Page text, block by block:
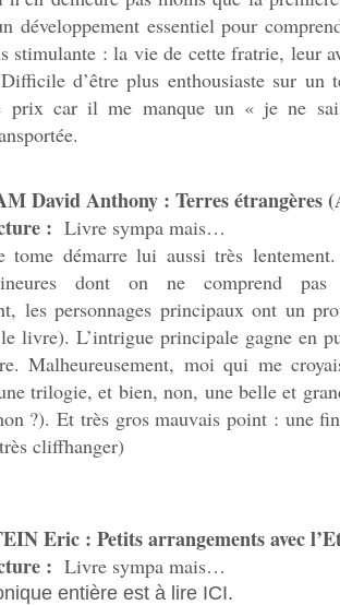
développement essentiel pour
stimulante : la vie de cette fratrie, leur
d’être plus enthousiaste sur
prix car il me manque un « je ne
David Anthony : Terres étrangères
: Livre sympa mais…
tome démarre lui aussi très
dont on ne comprend pas
les personnages principaux ont un
livre). L’intrigue principale gagne en
Malheureusement, moi qui me
trilogie, et bien, non, une belle et
?). Et très gros mauvais point : une
cliffhanger)
Eric : Petits arrangements avec
: Livre sympa mais…
entière est à lire ICI.